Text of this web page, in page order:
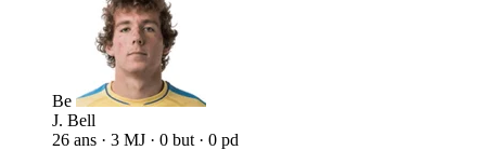
Be
J. Bell
26 ans · 3 MJ · 0 but · 0 pd